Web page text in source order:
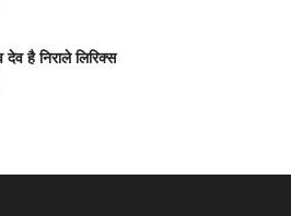
देव है निराले लिरिक्स